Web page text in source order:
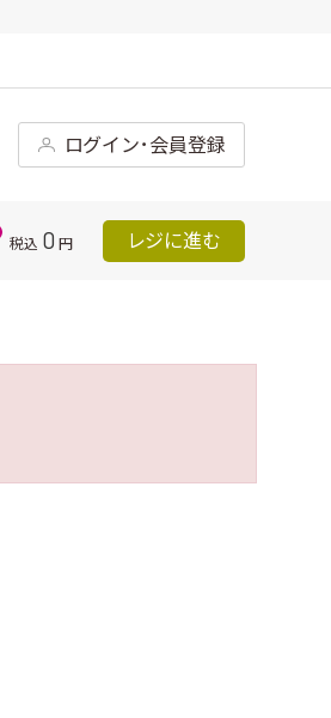
ログイン･会員登録
税込 0 円 レジに進む